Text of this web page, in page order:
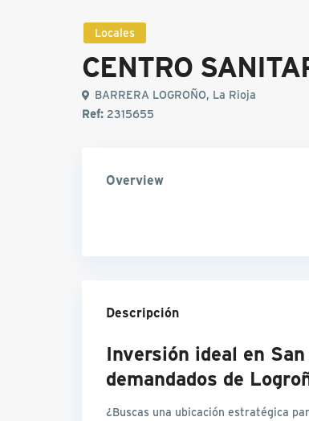
Locales
CENTRO
BARRERA LOGROÑO, La Rioja
Ref: 2315655
Overview
Descripción
Inversión ideal en
demandados de
¿Buscas una ubicación estratégica